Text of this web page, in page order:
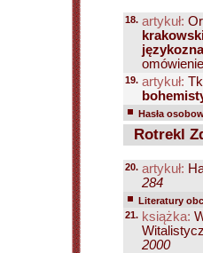
18. artykuł:
19. artykuł:
Hasła
Rotrekl
20. artykuł:
284
Literatury
21. książka:
2000